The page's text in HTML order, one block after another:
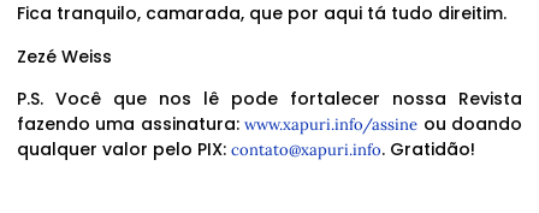
Fica tranquilo, camarada, que por aqui tá tudo direitim.
Zezé Weiss
P.S. Você que nos lê pode fortalecer nossa Revista
fazendo uma assinatura:www.xapuri.info/assine ou doando
qualquer valor pelo PIX: contato@xapuri.info. Gratidão!